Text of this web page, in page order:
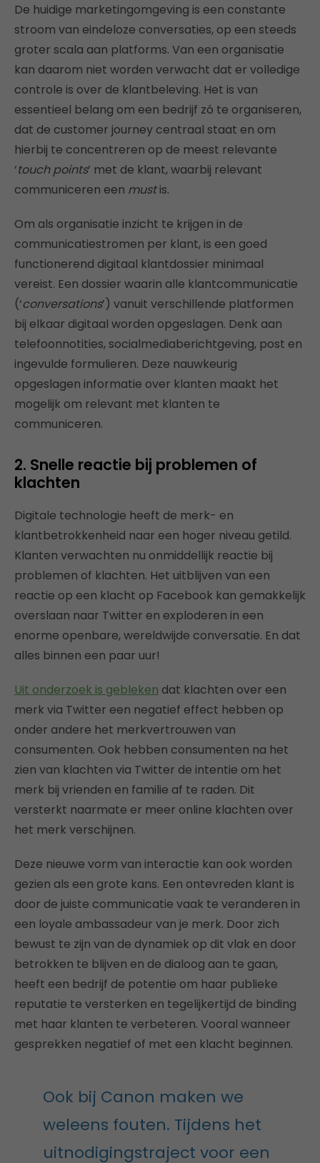
De huidige marketingomgeving is een constante
stroom van eindeloze conversaties, op een steeds
groter scala aan platforms. Van een organisatie
kan daarom niet worden verwacht dat er volledige
controle is over de klantbeleving. Het is van
essentieel belang om een bedrijf zó te organiseren,
dat de customer journey centraal staat en om
hierbij te concentreren op de meest relevante
‘touch points’ met de klant, waarbij relevant
communiceren een mustis.
Om als organisatie inzicht te krijgen in de
communicatiestromen per klant, is een goed
functionerend digitaal klantdossier minimaal
vereist. Een dossier waarin alle klantcommunicatie
(‘conversations’) vanuit verschillende platformen
bij elkaar digitaal worden opgeslagen. Denk aan
telefoonnotities, socialmediaberichtgeving, post en
ingevulde formulieren. Deze nauwkeurig
opgeslagen informatie over klanten maakt het
mogelijk om relevant met klanten te
communiceren.
2. Snelle reactie bij problemen of
klachten
Digitale technologie heeft de merk- en
klantbetrokkenheid naar een hoger niveau getild.
Klanten verwachten nu onmiddellijk reactie bij
problemen of klachten. Het uitblijven van een
reactie op een klacht op Facebook kan gemakkelijk
overslaan naar Twitter en exploderen in een
enorme openbare, wereldwijde conversatie. En dat
alles binnen een paar uur!
Uit onderzoek is gebleken dat klachten over een
merk via Twitter een negatief effect hebben op
onder andere het merkvertrouwen van
consumenten. Ook hebben consumenten na het
zien van klachten via Twitter de intentie om het
merk bij vrienden en familie af te raden. Dit
versterkt naarmate er meer online klachten over
het merk verschijnen.
Deze nieuwe vorm van interactie kan ook worden
gezien als een grote kans. Een ontevreden klant is
door de juiste communicatie vaak te veranderen in
een loyale ambassadeur van je merk. Door zich
bewust te zijn van de dynamiek op dit vlak en door
betrokken te blijven en de dialoog aan te gaan,
heeft een bedrijf de potentie om haar publieke
reputatie te versterken en tegelijkertijd de binding
met haar klanten te verbeteren. Vooral wanneer
gesprekken negatief of met een klacht beginnen.
Ook bij Canon maken we
weleens fouten. Tijdens het
uitnodigingstraject voor een